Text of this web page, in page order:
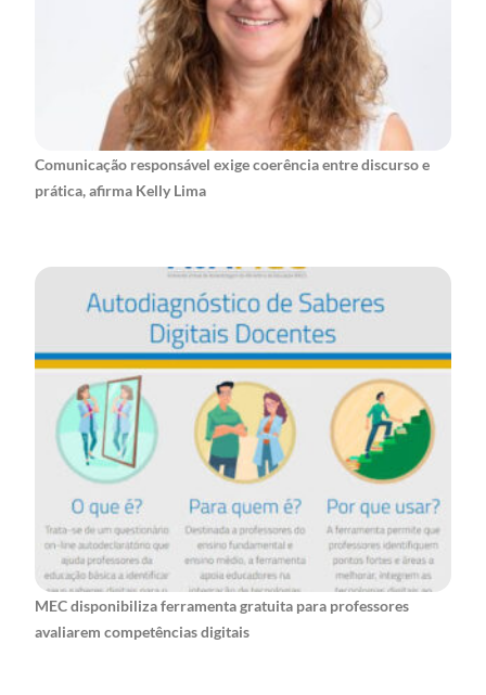
Comunicação responsável exige coerência entre discurso e
prática, afirma Kelly Lima
MEC disponibiliza ferramenta gratuita para professores
avaliarem competências digitais